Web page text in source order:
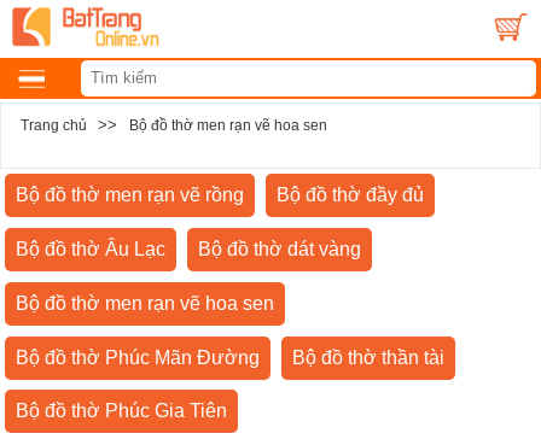
Trang chủ >> Bộ đồ thờ men rạn vẽ hoa sen
Bộ đồ thờ men rạn vẽ rồng Bộ đồ thờ đầy đủ
Bộ đồ thờ Âu Lạc Bộ đồ thờ dát vàng
Bộ đồ thờ men rạn vẽ hoa sen
Bộ đồ thờ Phúc Mãn Đường Bộ đồ thờ thần tài
Bộ đồ thờ Phúc Gia Tiên